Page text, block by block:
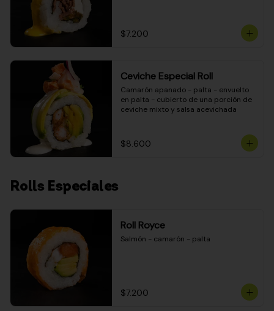
$7.200
Ceviche Especial Roll
Camarón apanado - palta - envuelto
en palta - cubierto de una porción de
ceviche mixto y salsa acevichada
$8.600
Rolls Especiales
Roll Royce
Salmón - camarón - palta
$7.200